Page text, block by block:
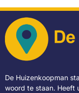
De Huizenkoopman
woord te staan. Heeft